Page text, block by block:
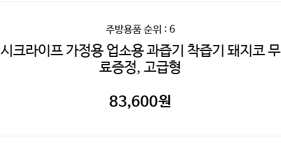
주방용품순위 : 6
시크라이프 가정용 업소용 과즙기 착즙기 돼지코 무
료증정, 고급형
83,600원